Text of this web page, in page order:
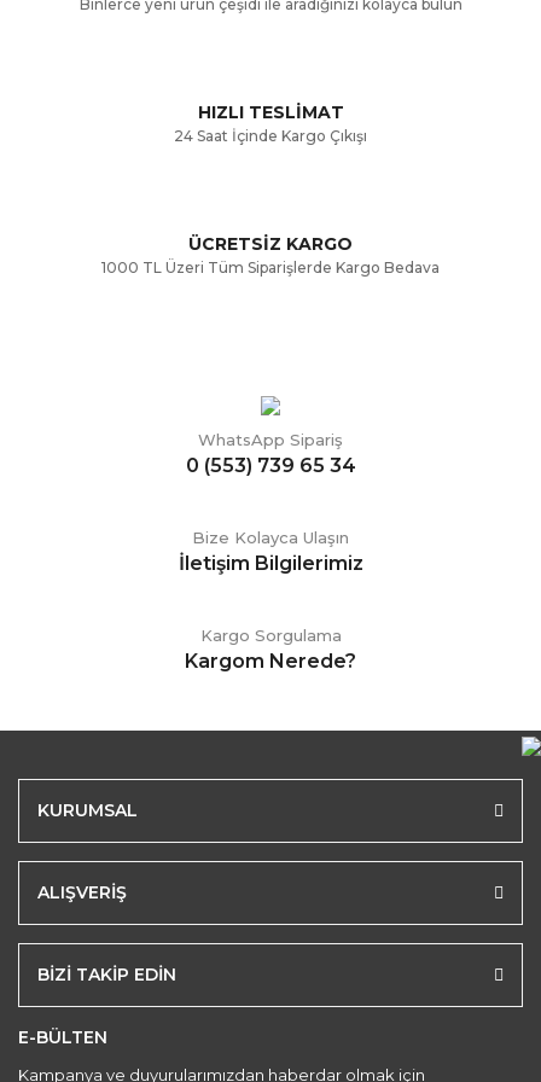
Gönder
Binlerce yeni ürün çeşidi ile aradığınızı kolayca bulun
HIZLI TESLİMAT
24 Saat İçinde Kargo Çıkışı
ÜCRETSİZ KARGO
1000 TL Üzeri Tüm Siparişlerde Kargo Bedava
WhatsApp Sipariş
0 (553) 739 65 34
Bize Kolayca Ulaşın
İletişim Bilgilerimiz
Kargo Sorgulama
Kargom Nerede?
KURUMSAL
ALIŞVERİŞ
BİZİ TAKİP EDİN
E-BÜLTEN
Kampanya ve duyurularımızdan haberdar olmak için